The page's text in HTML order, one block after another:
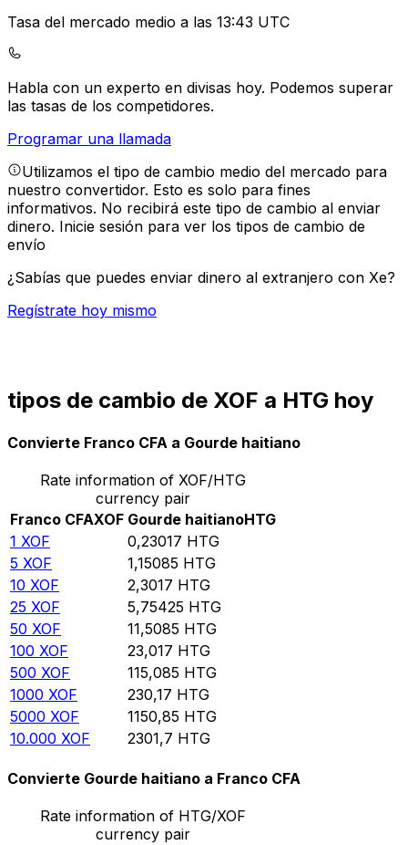
Tasa del mercado medio a las 13:43 UTC
Habla con un experto en divisas hoy. Podemos superar
las tasas de los competidores.
Programar una llamada
Utilizamos el tipo de cambio medio del mercado para
nuestro convertidor. Esto es solo para fines
informativos. No recibirá este tipo de cambio al enviar
dinero. Inicie sesión para ver los tipos de cambio de
envío
¿Sabías que puedes enviar dinero al extranjero con Xe?
Regístrate hoy mismo
tipos de cambio de XOF a HTG hoy
Convierte Franco CFA a Gourde haitiano
Rate information of XOF/HTG
currency pair
Franco CFAXOF Gourde haitianoHTG
1 XOF 0,23017 HTG
5 XOF 1,15085 HTG
10 XOF 2,3017 HTG
25 XOF 5,75425 HTG
50 XOF 11,5085 HTG
100 XOF 23,017 HTG
500 XOF 115,085 HTG
1000 XOF 230,17 HTG
5000 XOF 1150,85 HTG
10.000 XOF 2301,7 HTG
Convierte Gourde haitiano a Franco CFA
Rate information of HTG/XOF
currency pair